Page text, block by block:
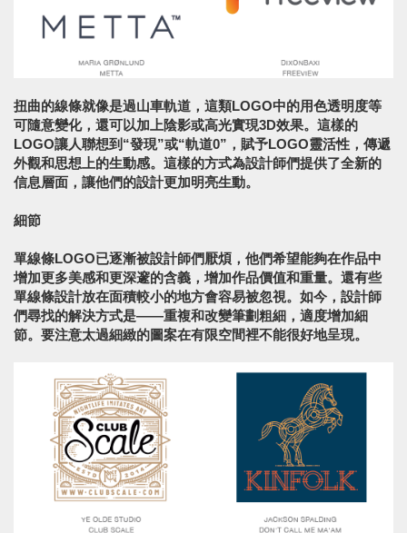
扭曲的線條就像是過山車軌道，這類LOGO中的用色透明度等
可隨意變化，還可以加上陰影或高光實現3D效果。這樣的
LOGO讓人聯想到“發現”或“軌道0”，賦予LOGO靈活性，傳遞
外觀和思想上的生動感。這樣的方式為設計師們提供了全新的
信息層面，讓他們的設計更加明亮生動。
細節
單線條LOGO已逐漸被設計師們厭煩，他們希望能夠在作品中
增加更多美感和更深邃的含義，增加作品價值和重量。還有些
單線條設計放在面積較小的地方會容易被忽視。如今，設計師
們尋找的解決方式是——重複和改變筆劃粗細，適度增加細
節。要注意太過細緻的圖案在有限空間裡不能很好地呈現。